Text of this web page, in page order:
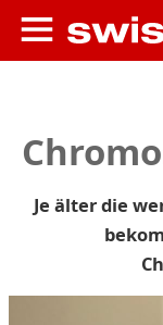
Je älter die